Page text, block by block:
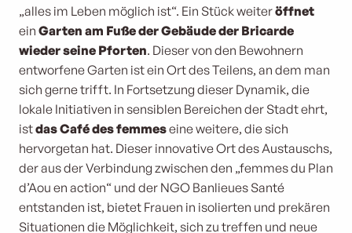
„alles im Leben möglich ist“. Ein Stück weiteröffnet
ein Garten am Fuße der Gebäude der Bricarde
wieder seine Pforten. Dieser von den Bewohnern
entworfene Garten ist ein Ort des Teilens, an dem man
sich gerne trifft. In Fortsetzung dieser Dynamik, die
lokale Initiativen in sensiblen Bereichen der Stadt ehrt,
istdas Café des femmeseine weitere, die sich
hervorgetan hat. Dieser innovative Ort des Austauschs,
der aus der Verbindung zwischen den „femmes du Plan
d’Aou en action“ und der NGO Banlieues Santé
entstanden ist, bietet Frauen in isolierten und prekären
Situationen die Möglichkeit, sich zu treffen und neue